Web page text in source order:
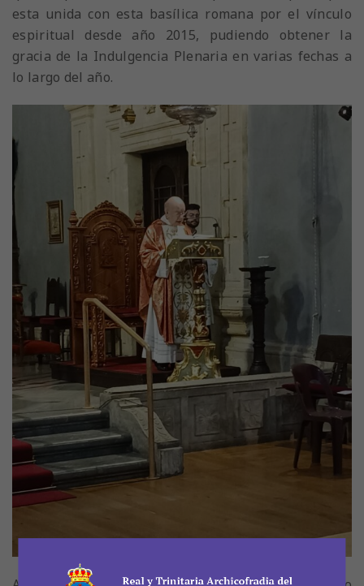
esta unida con esta basílica romana por el vínculo
espiritual desde año 2015, pudiendo obtener la
gracia de la Indulgencia Plenaria en varias fechas a
lo largo del año.